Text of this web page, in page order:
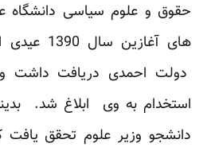
حقوق و علوم سیاسی دانشگاه
های
دولت احمدی دریافت داشت
استخدام به وی ابلاغ شد.
دانشجو وزیر علوم تحقق یافت